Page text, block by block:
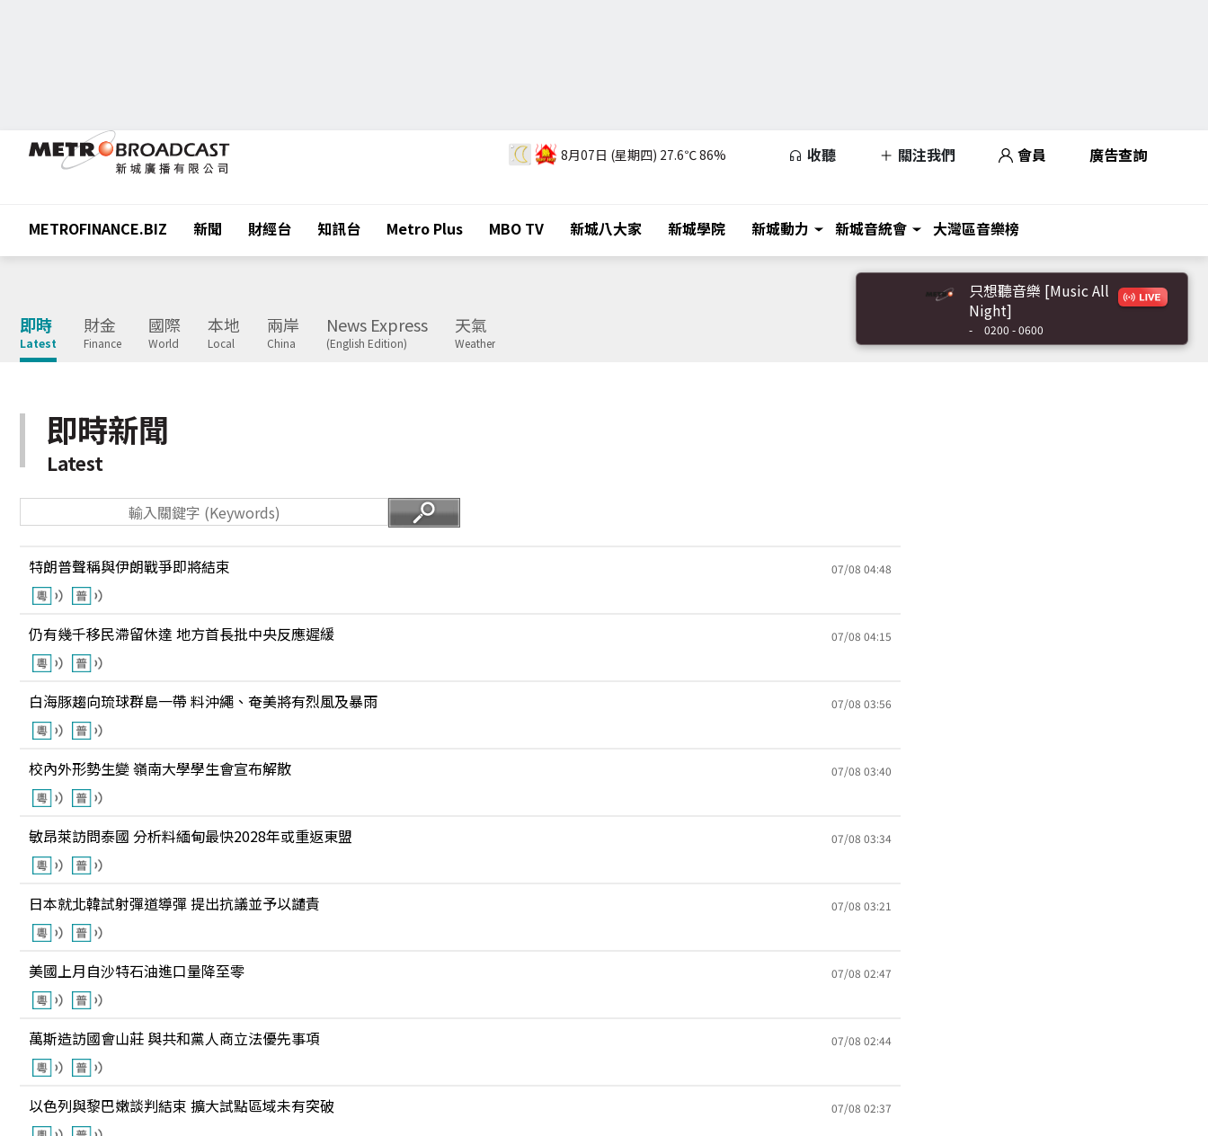
8月07日 (星期四) 27.6℃86% 收聽 關注我們 會員 廣告查詢
METROFINANCE.BIZ 新聞 財經台 知訊台 Metro Plus MBO TV 新城八大家 新城學院 新城動力 新城音統會 大灣區音樂榜
即時
Latest
財金
Finance
國際
World
本地
Local
兩岸
China
News Express
(English Edition)
天氣
Weather
只想聽音樂 [Music All
Night]
- 0200 - 0600
即時新聞
Latest
特朗普聲稱與伊朗戰爭即將結束 07/08 04:48
仍有幾千移民滯留休達 地方首長批中央反應遲緩 07/08 04:15
白海豚趨向琉球群島一帶 料沖繩、奄美將有烈風及暴雨 07/08 03:56
校內外形勢生變 嶺南大學學生會宣布解散 07/08 03:40
敏昂萊訪問泰國 分析料緬甸最快2028年或重返東盟 07/08 03:34
日本就北韓試射彈道導彈 提出抗議並予以譴責 07/08 03:21
美國上月自沙特石油進口量降至零 07/08 02:47
萬斯造訪國會山莊 與共和黨人商立法優先事項 07/08 02:44
以色列與黎巴嫩談判結束 擴大試點區域未有突破 07/08 02:37